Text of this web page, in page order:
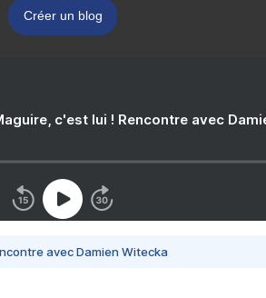
Créer un blog
c'est lui ! Rencontre avec
avec Damien Witecka